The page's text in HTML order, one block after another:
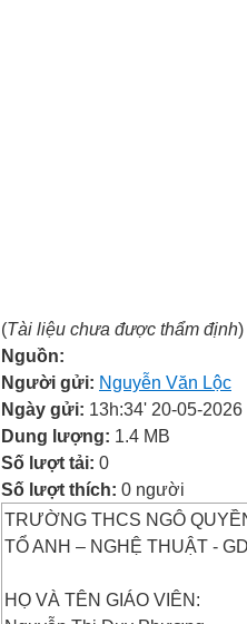
(Tài liệu chưa được thẩm định)
Nguồn:
Người gửi: Nguyễn Văn Lộc
Ngày gửi: 13h:34' 20-05-2026
Dung lượng: 1.4 MB
Số lượt tải: 0
Số lượt thích: 0 người
TRƯỜNG THCS NGÔ
TỔ ANH – NGHỆ THUẬT -
HỌ VÀ TÊN GIÁO VIÊN: